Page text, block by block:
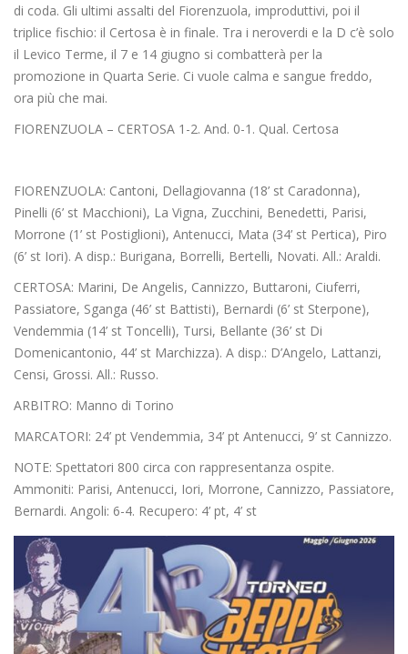
di coda. Gli ultimi assalti del Fiorenzuola, improduttivi, poi il
triplice fischio: il Certosa è in finale. Tra i neroverdi e la D c’è solo
il Levico Terme, il 7 e 14 giugno si combatterà per la
promozione in Quarta Serie. Ci vuole calma e sangue freddo,
ora più che mai.
FIORENZUOLA – CERTOSA 1-2. And. 0-1. Qual. Certosa
FIORENZUOLA: Cantoni, Dellagiovanna (18’ st Caradonna),
Pinelli (6’ st Macchioni), La Vigna, Zucchini, Benedetti, Parisi,
Morrone (1’ st Postiglioni), Antenucci, Mata (34’ st Pertica), Piro
(6’ st Iori). A disp.: Burigana, Borrelli, Bertelli, Novati. All.: Araldi.
CERTOSA: Marini, De Angelis, Cannizzo, Buttaroni, Ciuferri,
Passiatore, Sganga (46’ st Battisti), Bernardi (6’ st Sterpone),
Vendemmia (14’ st Toncelli), Tursi, Bellante (36’ st Di
Domenicantonio, 44’ st Marchizza). A disp.: D’Angelo, Lattanzi,
Censi, Grossi. All.: Russo.
ARBITRO: Manno di Torino
MARCATORI: 24’ pt Vendemmia, 34’ pt Antenucci, 9’ st Cannizzo.
NOTE: Spettatori 800 circa con rappresentanza ospite.
Ammoniti: Parisi, Antenucci, Iori, Morrone, Cannizzo, Passiatore,
Bernardi. Angoli: 6-4. Recupero: 4’ pt, 4’ st